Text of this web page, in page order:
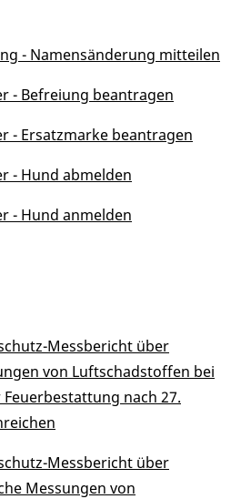
- Namensänderung mitteilen
- Befreiung beantragen
- Ersatzmarke beantragen
- Hund abmelden
- Hund anmelden
Messbericht über
von Luftschadstoffen bei
nach 27.
Messbericht über
Messungen von